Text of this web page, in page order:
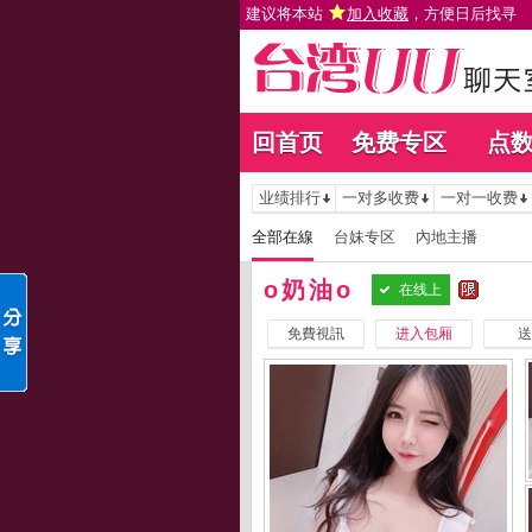
建议将本站 加入收藏 ，方便日后找寻
回首页 免费专区 点
业绩排行 一对多收费 一对一收费
全部在線 台妹专区 內地主播
o奶油o 在线上
免費視訊 进入包厢